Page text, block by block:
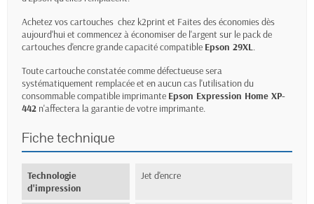
Achetez vos cartouches chez k2print et Faites des économies dès
aujourd'hui et commencez à économiser de l'argent sur le pack de
cartouches d'encre grande capacité compatible Epson 29XL.
Toute cartouche constatée comme défectueuse sera
systématiquement remplacée et en aucun cas l'utilisation du
consommable compatible imprimante Epson Expression Home XP-
442 n'affectera la garantie de votre imprimante.
Fiche technique
Technologie
d'impression
Jet d'encre